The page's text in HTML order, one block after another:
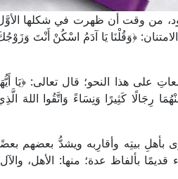
من وقت أن ظهرت في شكلها
﴿وَقُلْنَا يَا آدَمُ اسْكُنْ أَنْتَ
على هذا النحو؛ قال تعالى: ﴿يَا
كَثِيرًا وَنِسَاءً وَاتَّقُوا اللهَ
بأهلِ بيتِه وأقارِبه ويشدُّ بعضهم
بألفاظ عدة؛ منها: الأهل،